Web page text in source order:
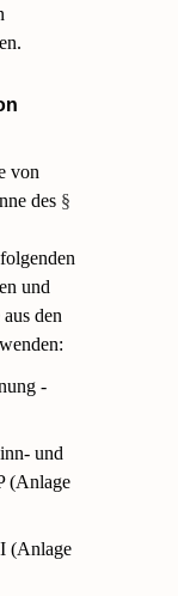
von
des §
und
den
-
und
(Anlage
(Anlage